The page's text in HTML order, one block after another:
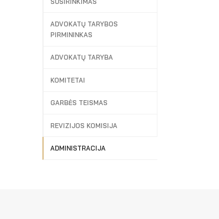
ADVOKATŲ TARYBOS
PIRMININKAS
ADVOKATŲ TARYBA
KOMITETAI
GARBĖS TEISMAS
REVIZIJOS KOMISIJA
ADMINISTRACIJA